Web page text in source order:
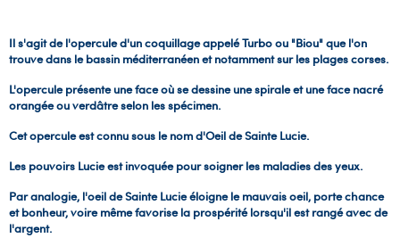
Il s'agit de l'opercule d'un coquillage appelé Turbo ou "Biou" que l'on
trouve dans le bassin méditerranéen et notamment sur les plages corses.
L'opercule présente une face où se dessine une spirale et une face nacré
orangée ou verdâtre selon les spécimen.
Cet opercule est connu sous le nom d'Oeil de Sainte Lucie.
Les pouvoirs Lucie est invoquée pour soigner les maladies des yeux.
Par analogie, l'oeil de Sainte Lucie éloigne le mauvais oeil, porte chance
et bonheur, voire même favorise la prospérité lorsqu'il est rangé avec de
l'argent.